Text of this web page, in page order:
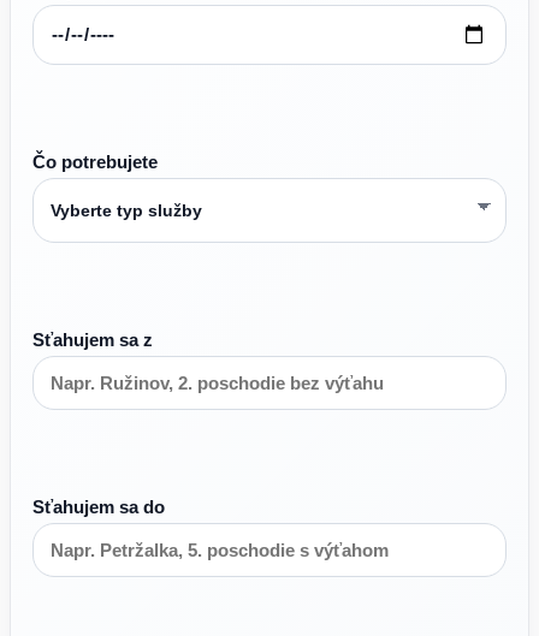
Čo potrebujete
Sťahujem sa z
Sťahujem sa do